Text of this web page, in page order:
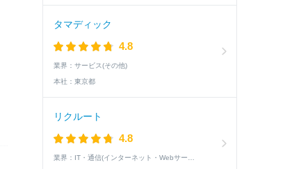
タマディック
4.8
業界： サービス(その他)
本社： 東京都
リクルート
4.8
業界：